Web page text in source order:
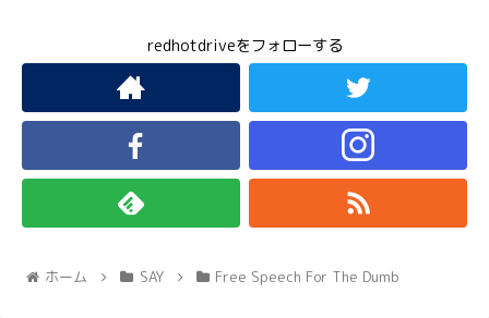
redhotdriveをフォローする
ホーム SAY Free Speech For The Dumb